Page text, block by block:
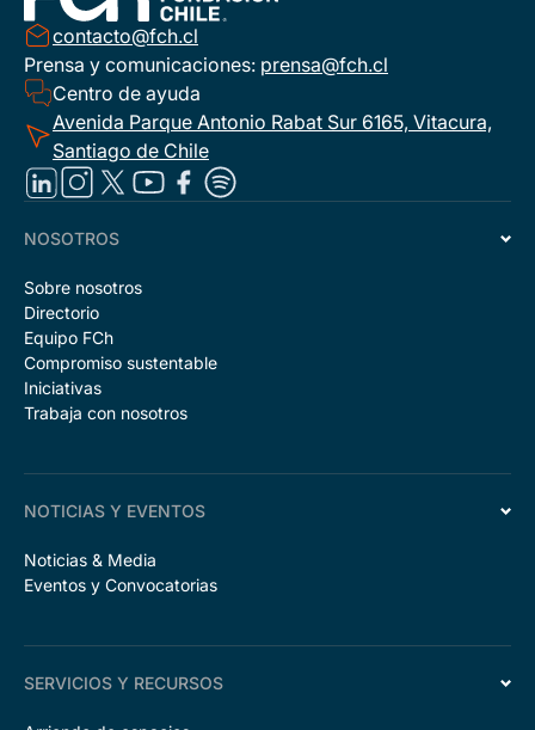
contacto@fch.cl
Prensa y comunicaciones: prensa@fch.cl
Centro de ayuda
Avenida Parque Antonio Rabat Sur 6165, Vitacura,
Santiago de Chile
NOSOTROS
Sobre nosotros
Directorio
Equipo FCh
Compromiso sustentable
Iniciativas
Trabaja con nosotros
NOTICIAS Y EVENTOS
Noticias & Media
Eventos y Convocatorias
SERVICIOS Y RECURSOS